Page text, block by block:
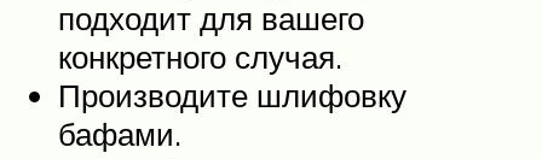
подходит для вашего
конкретного случая.
Производите шлифовку
бафами.